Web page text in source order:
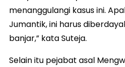
menanggulangi kasus ini.
Jumantik, ini harus
banjar,” kata Suteja.
Selain itu pejabat asal